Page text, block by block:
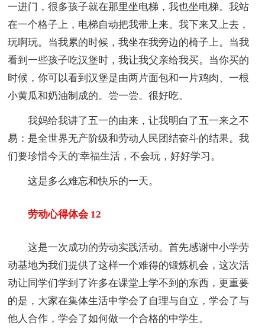
一进门，很多孩子就在那里坐电梯，我也坐电梯。我站
在一个格子上，电梯自动把我带上来。我下来又上去，
玩啊玩。当我累的时候，我坐在我旁边的椅子上。当我
看到一些孩子吃汉堡时，我让我父亲给我买。当你买的
时候，你可以看到汉堡是由两片面包和一片鸡肉、一根
小黄瓜和奶油制成的。尝一尝。很好吃。
我妈给我讲了五一的由来，让我明白了五一来之不
易：是全世界无产阶级和劳动人民团结奋斗的结果。我
们要珍惜今天的'幸福生活，不会玩，好好学习。
这是多么难忘和快乐的一天。
劳动心得体会 12
这是一次成功的劳动实践活动。首先感谢中小学劳
动基地为我们提供了这样一个难得的锻炼机会，这次活
动让同学们学到了许多在课堂上学不到的东西，更重要
的是，大家在集体生活中学会了自理与自立，学会了与
他人合作，学会了如何做一个合格的中学生。